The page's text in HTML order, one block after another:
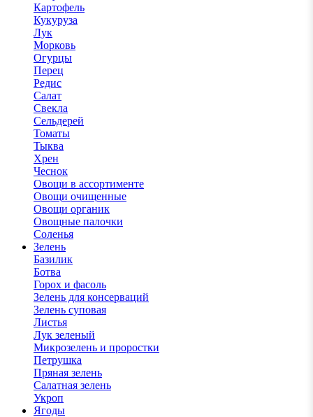
Картофель
Кукуруза
Лук
Морковь
Огурцы
Перец
Редис
Салат
Свекла
Сельдерей
Томаты
Тыква
Хрен
Чеснок
Овощи в ассортименте
Овощи очищенные
Овощи органик
Овощные палочки
Соленья
Зелень
Базилик
Ботва
Горох и фасоль
Зелень для консерваций
Зелень суповая
Листья
Лук зеленый
Микрозелень и проростки
Петрушка
Пряная зелень
Салатная зелень
Укроп
Ягоды